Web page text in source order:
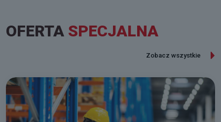
OFERTA SPECJALNA
Zobacz wszystkie